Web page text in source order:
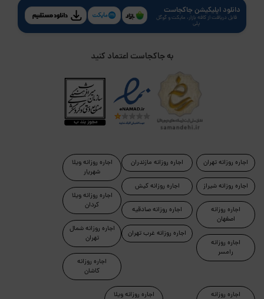
دانلود اپلیکیشن جاکجاست
قابل دریافت از کافه بازار، مایکت و گوگل
پلی
به جاکجاست اعتماد کنید
اجاره روزانه تهران
اجاره روزانه شیراز
اجاره روزانه
اصفهان
اجاره روزانه
رامسر
اجاره روزانه مازندران
اجاره روزانه کیش
اجاره روزانه صادقیه
اجاره روزانه غرب تهران
اجاره روزانه ویلا
شهریار
اجاره روزانه ویلا
کردان
اجاره روزانه شمال
تهران
اجاره روزانه
کاشان
اجاره روزانه اجاره روزانه ویلا